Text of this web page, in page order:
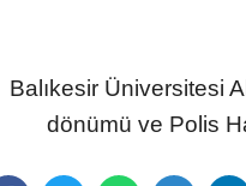
Balıkesir Üniversitesi
dönümü ve Polis